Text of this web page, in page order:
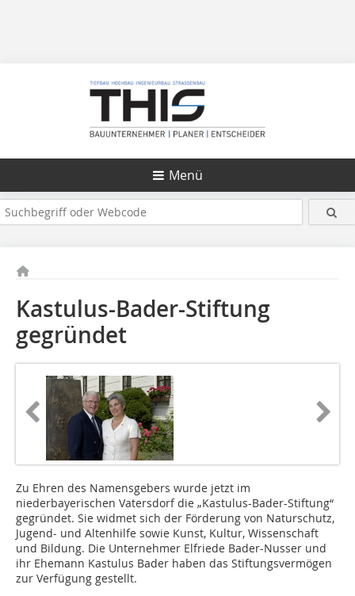
Menü
Kastulus-Bader-Stiftung
gegründet
Zu Ehren des Namensgebers wurde jetzt im
niederbayerischen Vatersdorf die „Kastulus-Bader-Stiftung“
gegründet. Sie widmet sich der Förderung von Naturschutz,
Jugend- und Altenhilfe sowie Kunst, Kultur, Wissenschaft
und Bildung. Die Unternehmer Elfriede Bader-Nusser und
ihr Ehemann Kastulus Bader haben das Stiftungsvermögen
zur Verfügung gestellt.